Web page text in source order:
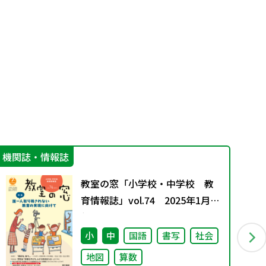
機関誌・情報誌
教室の窓「小学校・中学校 教
育情報誌」vol.74 2025年1月発
行
小 中 国語 書写
社会
地図
算数